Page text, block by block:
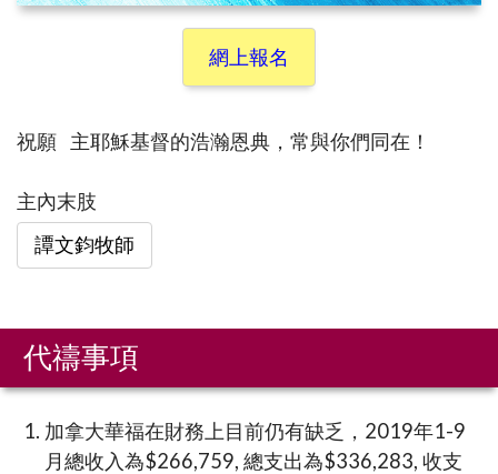
網上報名
祝願 主耶穌基督的浩瀚恩典，常與你們同在！
主內末肢
譚文鈞牧師
代禱事項
加拿大華福在財務上目前仍有缺乏，2019年1-9
月總收入為$266,759, 總支出為$336,283, 收支